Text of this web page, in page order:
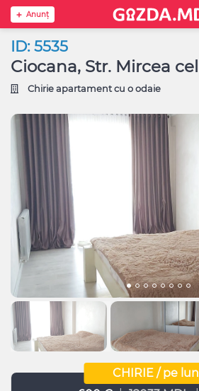
Anunţ
ID: 5535
Ciocana, Str. Mircea
Chirie apartament cu o odaie
CHIRIE / pe